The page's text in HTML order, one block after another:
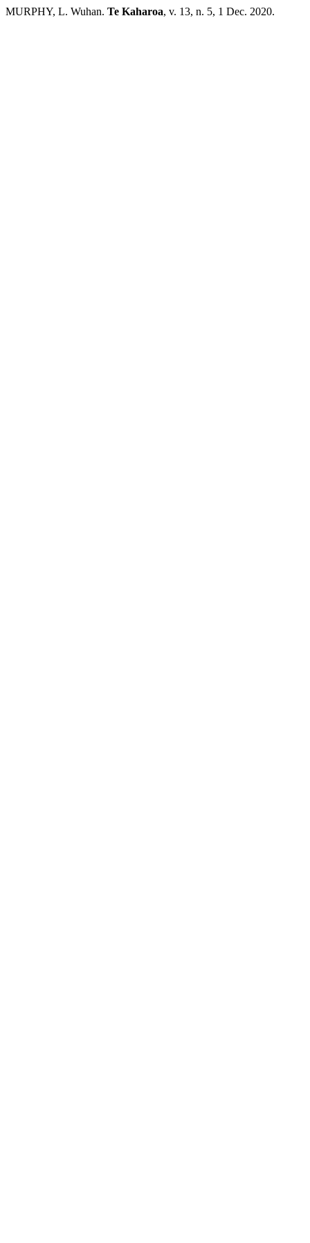
MURPHY, L. Wuhan. Te Kaharoa, v. 13, n. 5, 1 Dec. 2020.